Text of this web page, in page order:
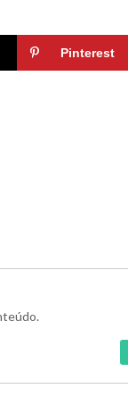
Pinterest